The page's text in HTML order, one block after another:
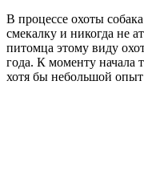
В процессе охоты
смекалку и никогда не
питомца этому виду
года. К моменту начала
хотя бы небольшой